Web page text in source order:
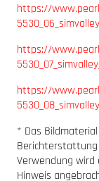
https://
https://
https://
* Das
Verwendung
Hinweis